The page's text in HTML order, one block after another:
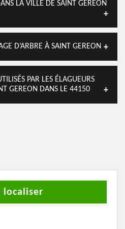
LA VILLE DE SAINT GEREON
D’ARBRE À SAINT GEREON
PAR LES ÉLAGUEURS
GEREON DANS LE 44150
localiser